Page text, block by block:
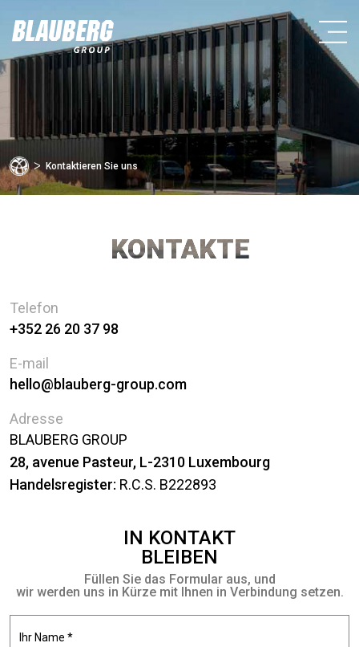
ᐳ Kontaktieren Sie uns
KONTAKTE
Telefon
+352 26 20 37 98
E-mail
hello@blauberg-group.com
Adresse
BLAUBERG GROUP
28, avenue Pasteur, L-2310 Luxembourg
Handelsregister: R.C.S. B222893
IN KONTAKT
BLEIBEN
Füllen Sie das Formular aus, und
wir werden uns in Kürze mit Ihnen in Verbindung setzen.